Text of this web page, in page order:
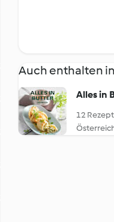
Auch enthalten in
Alles in
12